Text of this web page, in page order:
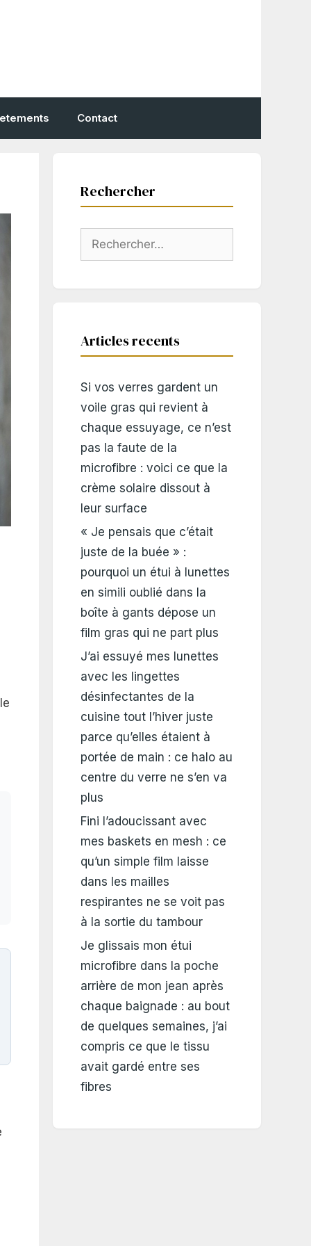
Contact
Rechercher
Rechercher :
Articles recents
Si vos verres gardent un
voile gras qui revient à
chaque essuyage, ce n’est
pas la faute de la
microfibre : voici ce que la
crème solaire dissout à
leur surface
« Je pensais que c’était
juste de la buée » :
pourquoi un étui à lunettes
en simili oublié dans la
boîte à gants dépose un
film gras qui ne part plus
J’ai essuyé mes lunettes
avec les lingettes
désinfectantes de la
cuisine tout l’hiver juste
parce qu’elles étaient à
portée de main : ce halo au
centre du verre ne s’en va
plus
Fini l’adoucissant avec
mes baskets en mesh : ce
qu’un simple film laisse
dans les mailles
respirantes ne se voit pas
à la sortie du tambour
Je glissais mon étui
microfibre dans la poche
arrière de mon jean après
chaque baignade : au bout
de quelques semaines, j’ai
compris ce que le tissu
avait gardé entre ses
fibres